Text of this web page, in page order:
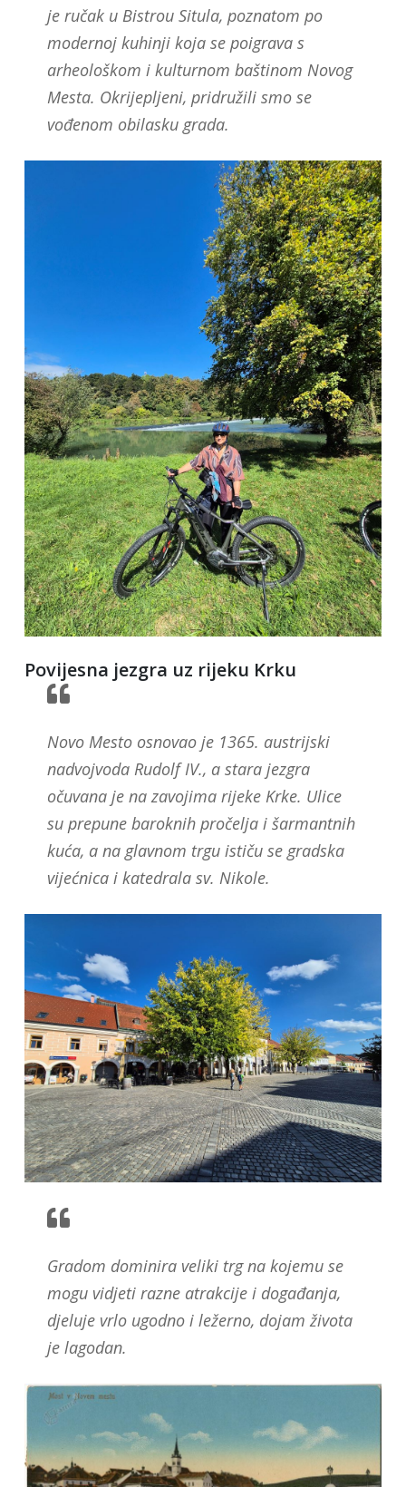
je ručak u Bistrou Situla, poznatom po
modernoj kuhinji koja se poigrava s
arheološkom i kulturnom baštinom Novog
Mesta. Okrijepljeni, pridružili smo se
vođenom obilasku grada.
Povijesna jezgra uz rijeku Krku
Novo Mesto osnovao je 1365. austrijski
nadvojvoda Rudolf IV., a stara jezgra
očuvana je na zavojima rijeke Krke. Ulice
su prepune baroknih pročelja i šarmantnih
kuća, a na glavnom trgu ističu se gradska
vijećnica i katedrala sv. Nikole.
Gradom dominira veliki trg na kojemu se
mogu vidjeti razne atrakcije i događanja,
djeluje vrlo ugodno i ležerno, dojam života
je lagodan.